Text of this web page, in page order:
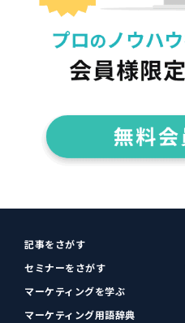
記事をさがす
セミナーをさがす
マーケティングを学ぶ
マーケティング用語辞典